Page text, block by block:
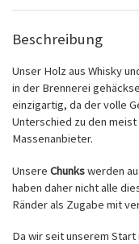
Beschreibung
Unser Holz aus Whisky
in der Brennerei
einzigartig, da der volle
Unterschied zu den
Massenanbieter.
Unsere Chunkswerden
haben daher nicht alle
Ränder als Zugabe mit
Da wir seit unserem